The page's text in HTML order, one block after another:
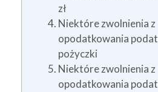
zł
Niektóre zwolnienia z
opodatkowania
pożyczki
Niektóre zwolnienia z
opodatkowania